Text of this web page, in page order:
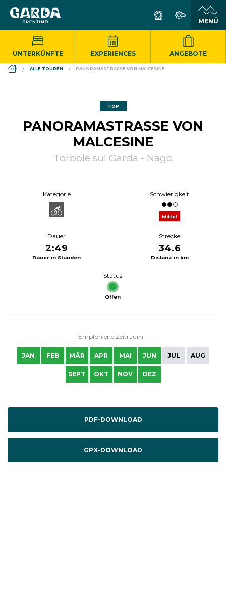
UNTERKÜNFTE EXPERIENCES ANGEBOTE
DS_BREADCRUMB.HOME
ALLE TOUREN PANORAMASTRASSE VON MALCESINE
TOP
PANORAMASTRASSE VON M
ALCESINE
Torbole sul Garda - Nago
Kategorie Schwierigkeit
Mittel
Dauer
2:49
Dauer in Stunden
Strecke
34.6
Distanz in km
Status
Offen
Empfohlene Zeitraum
JAN FEB MÄR APR MAI JUN JUL AUG
SEPT OKT NOV DEZ
PDF-DOWNLOAD
GPX-DOWNLOAD